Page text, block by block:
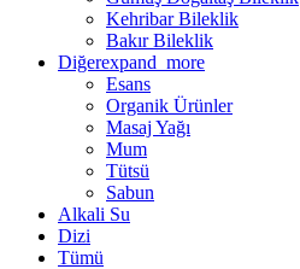
Kehribar Bileklik
Bakır Bileklik
Diğerexpand_more
Esans
Organik Ürünler
Masaj Yağı
Mum
Tütsü
Sabun
Alkali Su
Dizi
Tümü